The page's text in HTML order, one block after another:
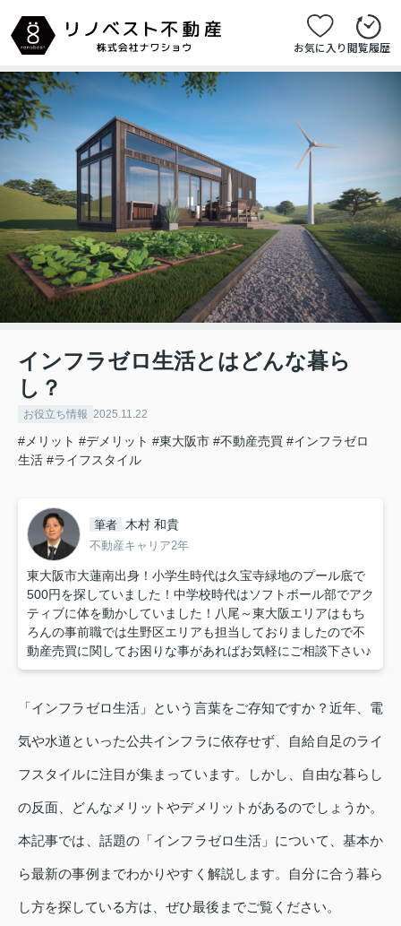
お気に入り閲覧履歴
インフラゼロ生活とはどんな暮ら
し？
お役立ち情報 2025.11.22
#メリット #デメリット #東大阪市 #不動産売買 #インフラゼロ
生活 #ライフスタイル
筆者 木村 和貴
不動産キャリア2年
東大阪市大蓮南出身！小学生時代は久宝寺緑地のプール底で
500円を探していました！中学校時代はソフトボール部でアク
ティブに体を動かしていました！八尾～東大阪エリアはもち
ろんの事前職では生野区エリアも担当しておりましたので不
動産売買に関してお困りな事があればお気軽にご相談下さい♪
「インフラゼロ生活」という言葉をご存知ですか？近年、電
気や水道といった公共インフラに依存せず、自給自足のライ
フスタイルに注目が集まっています。しかし、自由な暮らし
の反面、どんなメリットやデメリットがあるのでしょうか。
本記事では、話題の「インフラゼロ生活」について、基本か
ら最新の事例までわかりやすく解説します。自分に合う暮ら
し方を探している方は、ぜひ最後までご覧ください。